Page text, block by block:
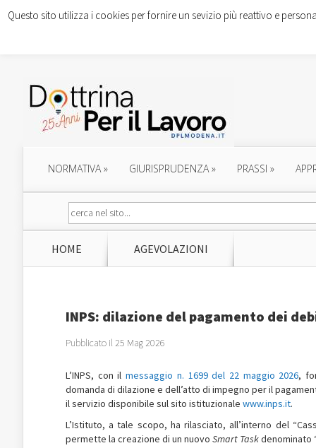
NORMATIVA» GIURISPRUDENZA» PRASSI »
HOME AGEVOLAZIONI
INPS: dilazione del pagamento dei
Pubblicato il 25 Mag 2026
L’INPS, con ilmessaggio n. 1699 del 22 maggio 2026,
domanda di dilazione e dell’atto di impegno per il
il servizio disponibile sul sito istituzionale www.inps.it.
L’Istituto, a tale scopo, ha rilasciato, all’interno del
permette la creazione di un nuovo Smart Taskdenominato
Questo sito utilizza i cookies per fornire un sevizio più reattivo e